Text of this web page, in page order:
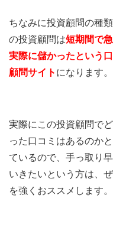
ちなみに投資顧問の種
の投資顧問は短期間で
実際に儲かったという
顧問サイト になります。
実際にこの投資顧問で
った口コミはあるのか
ているので、手っ取り
いきたいという方は、
を強くおススメします。